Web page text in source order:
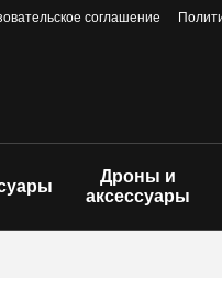
соглашение
Дроны и
аксессуары